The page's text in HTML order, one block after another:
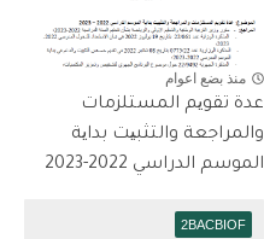
منذ بضع اعوام
عدة تقویم المستلزمات
والمراجعة والتثبیت بدایة
الموسم الدراسي 2022-2023
2BACBIOF